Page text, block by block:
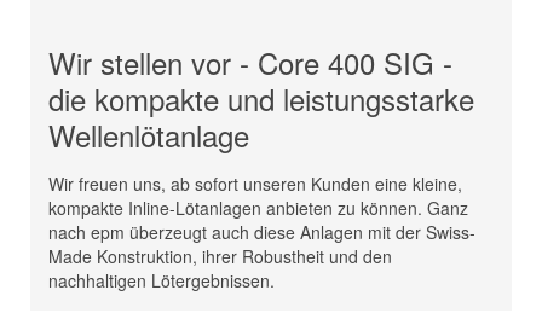
Wir stellen vor - Core 400 SIG -
die kompakte und leistungsstarke
Wellenlötanlage
Wir freuen uns, ab sofort unseren Kunden eine kleine,
kompakte Inline-Lötanlagen anbieten zu können. Ganz
nach epm überzeugt auch diese Anlagen mit der Swiss-
Made Konstruktion, ihrer Robustheit und den
nachhaltigen Lötergebnissen.